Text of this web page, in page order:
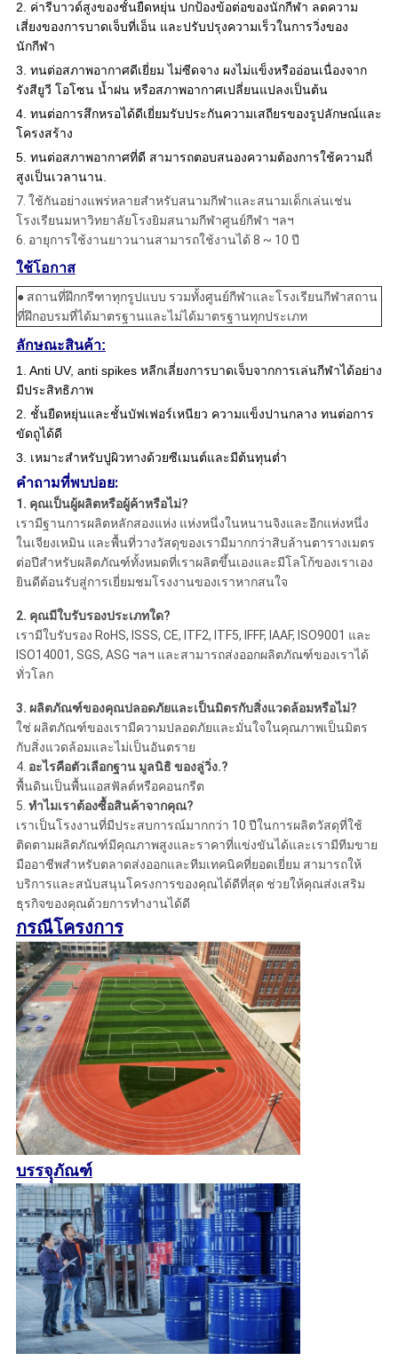
2. ค่ารีบาวด์สูงของชั้นยืดหยุ่น ปกป้องข้อต่อของนักกีฬา ลดความ
เสี่ยงของการบาดเจ็บที่เอ็น และปรับปรุงความเร็วในการวิ่งของ
นักกีฬา
3. ทนต่อสภาพอากาศดีเยี่ยม ไม่ซีดจาง ผงไม่แข็งหรืออ่อนเนื่องจาก
รังสียูวี โอโซน น้ำฝน หรือสภาพอากาศเปลี่ยนแปลงเป็นต้น
4. ทนต่อการสึกหรอได้ดีเยี่ยมรับประกันความเสถียรของรูปลักษณ์และ
โครงสร้าง
5. ทนต่อสภาพอากาศที่ดี สามารถตอบสนองความต้องการใช้ความถี่
สูงเป็นเวลานาน.
7. ใช้กันอย่างแพร่หลายสำหรับสนามกีฬาและสนามเด็กเล่นเช่น
โรงเรียนมหาวิทยาลัยโรงยิมสนามกีฬาศูนย์กีฬา ฯลฯ
6. อายุการใช้งานยาวนานสามารถใช้งานได้ 8 ~ 10 ปี
ใช้โอกาส
● สถานที่ฝึกกรีฑาทุกรูปแบบ รวมทั้งศูนย์กีฬาและโรงเรียนกีฬาสถาน
ที่ฝึกอบรมที่ได้มาตรฐานและไม่ได้มาตรฐานทุกประเภท
ลักษณะสินค้า:
1. Anti UV, anti spikes หลีกเลี่ยงการบาดเจ็บจากการเล่นกีฬาได้อย่าง
มีประสิทธิภาพ
2. ชั้นยืดหยุ่นและชั้นบัฟเฟอร์เหนียว ความแข็งปานกลาง ทนต่อการ
ขัดถูได้ดี
3. เหมาะสำหรับปูผิวทางด้วยซีเมนต์และมีต้นทุนต่ำ
คำถามที่พบบ่อย:
1. คุณเป็นผู้ผลิตหรือผู้ค้าหรือไม่?
เรามีฐานการผลิตหลักสองแห่ง แห่งหนึ่งในหนานจิงและอีกแห่งหนึ่ง
ในเจียงเหมิน และพื้นที่วางวัสดุของเรามีมากกว่าสิบล้านตารางเมตร
ต่อปีสำหรับผลิตภัณฑ์ทั้งหมดที่เราผลิตขึ้นเองและมีโลโก้ของเราเอง
ยินดีต้อนรับสู่การเยี่ยมชมโรงงานของเราหากสนใจ
2. คุณมีใบรับรองประเภทใด?
เรามีใบรับรอง RoHS, ISSS, CE, ITF2, ITF5, IFFF, IAAF, ISO9001 และ
ISO14001, SGS, ASG ฯลฯ และสามารถส่งออกผลิตภัณฑ์ของเราได้
ทั่วโลก
3. ผลิตภัณฑ์ของคุณปลอดภัยและเป็นมิตรกับสิ่งแวดล้อมหรือไม่?
ใช่ ผลิตภัณฑ์ของเรามีความปลอดภัยและมั่นใจในคุณภาพเป็นมิตร
กับสิ่งแวดล้อมและไม่เป็นอันตราย
4. อะไรคือตัวเลือกฐาน มูลนิธิของลู่วิ่ง.?
พื้นดินเป็นพื้นแอสฟัลต์หรือคอนกรีต
5. ทำไมเราต้องซื้อสินค้าจากคุณ?
เราเป็นโรงงานที่มีประสบการณ์มากกว่า 10 ปีในการผลิตวัสดุที่ใช้
ติดตามผลิตภัณฑ์มีคุณภาพสูงและราคาที่แข่งขันได้และเรามีทีมขาย
มืออาชีพสำหรับตลาดส่งออกและทีมเทคนิคที่ยอดเยี่ยม สามารถให้
บริการและสนับสนุนโครงการของคุณได้ดีที่สุด ช่วยให้คุณส่งเสริม
ธุรกิจของคุณด้วยการทำงานได้ดี
กรณีโครงการ
บรรจุุภัณฑ์